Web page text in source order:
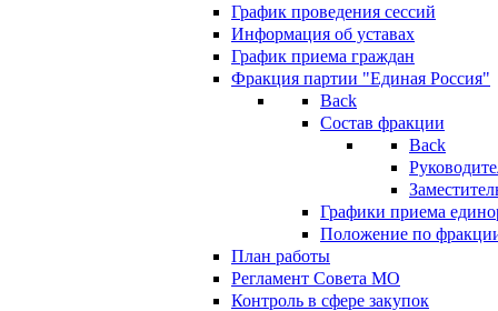
График проведения сессий
Информация об уставах
График приема граждан
Фракция партии "Единая Россия"
Back
Состав фракции
Back
Графики приема
Положение по
План работы
Регламент Совета МО
Контроль в сфере закупок